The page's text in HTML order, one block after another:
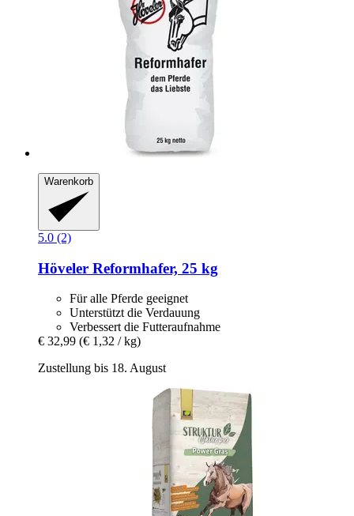
Warenkorb
5.0 (2)
Höveler Reformhafer, 25 kg
Für alle Pferde geeignet
Unterstützt die Verdauung
Verbessert die Futteraufnahme
€ 32,99 (€ 1,32 / kg)
Zustellung bis 18. August